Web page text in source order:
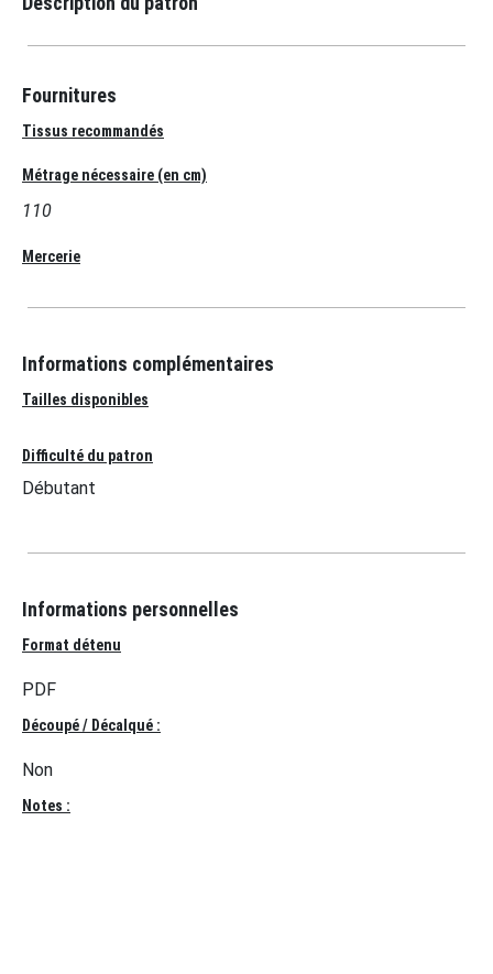
Fournitures
Tissus recommandés
Métrage nécessaire (en cm)
110
Mercerie
Informations complémentaires
Tailles disponibles
Difficulté du patron
Débutant
Informations personnelles
Format détenu
PDF
Découpé / Décalqué :
Non
Notes :